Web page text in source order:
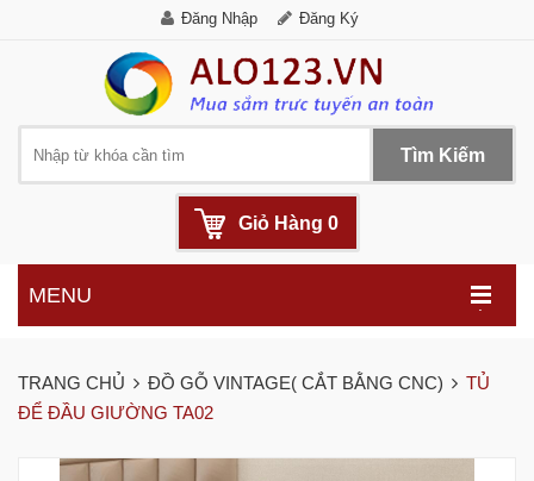
Đăng Nhập Đăng Ký
Tìm Kiếm
Giỏ Hàng 0
.
MENU
TRANG CHỦ ĐỒ GỖ VINTAGE( CẮT BẰNG CNC)
TỦ
ĐỂ ĐẦU GIƯỜNG TA02